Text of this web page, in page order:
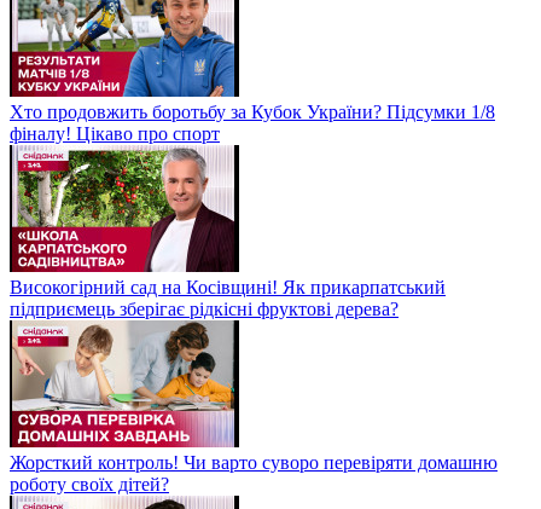
Хто продовжить боротьбу за Кубок України? Підсумки 1/8
фіналу! Цікаво про спорт
Високогірний сад на Косівщині! Як прикарпатський
підприємець зберігає рідкісні фруктові дерева?
Жорсткий контроль! Чи варто суворо перевіряти домашню
роботу своїх дітей?